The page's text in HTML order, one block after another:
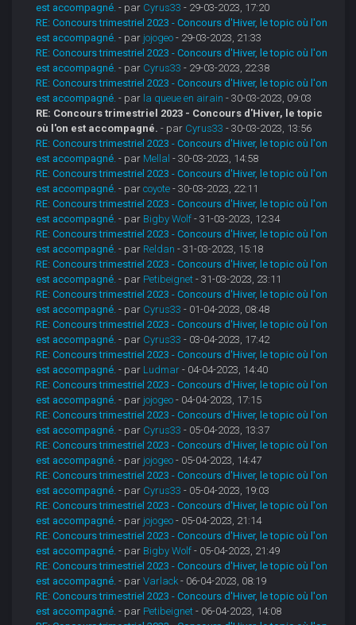
est accompagné. - par Cyrus33 - 29-03-2023, 17:20
RE: Concours trimestriel 2023 - Concours d'Hiver, le topic où l'on
est accompagné. - par jojogeo - 29-03-2023, 21:33
RE: Concours trimestriel 2023 - Concours d'Hiver, le topic où l'on
est accompagné. - par Cyrus33 - 29-03-2023, 22:38
RE: Concours trimestriel 2023 - Concours d'Hiver, le topic où l'on
est accompagné. - par la queue en airain - 30-03-2023, 09:03
RE: Concours trimestriel 2023 - Concours d'Hiver, le topic
où l'on est accompagné. - par Cyrus33 - 30-03-2023, 13:56
RE: Concours trimestriel 2023 - Concours d'Hiver, le topic où l'on
est accompagné. - par Mellal - 30-03-2023, 14:58
RE: Concours trimestriel 2023 - Concours d'Hiver, le topic où l'on
est accompagné. - parcoyote - 30-03-2023, 22:11
RE: Concours trimestriel 2023 - Concours d'Hiver, le topic où l'on
est accompagné. - par Bigby Wolf - 31-03-2023, 12:34
RE: Concours trimestriel 2023 - Concours d'Hiver, le topic où l'on
est accompagné. - par Reldan - 31-03-2023, 15:18
RE: Concours trimestriel 2023 - Concours d'Hiver, le topic où l'on
est accompagné. - par Petibeignet - 31-03-2023, 23:11
RE: Concours trimestriel 2023 - Concours d'Hiver, le topic où l'on
est accompagné. - par Cyrus33 - 01-04-2023, 08:48
RE: Concours trimestriel 2023 - Concours d'Hiver, le topic où l'on
est accompagné. - par Cyrus33 - 03-04-2023, 17:42
RE: Concours trimestriel 2023 - Concours d'Hiver, le topic où l'on
est accompagné. - par Ludmar - 04-04-2023, 14:40
RE: Concours trimestriel 2023 - Concours d'Hiver, le topic où l'on
est accompagné. - par jojogeo - 04-04-2023, 17:15
RE: Concours trimestriel 2023 - Concours d'Hiver, le topic où l'on
est accompagné. - par Cyrus33 - 05-04-2023, 13:37
RE: Concours trimestriel 2023 - Concours d'Hiver, le topic où l'on
est accompagné. - par jojogeo - 05-04-2023, 14:47
RE: Concours trimestriel 2023 - Concours d'Hiver, le topic où l'on
est accompagné. - par Cyrus33 - 05-04-2023, 19:03
RE: Concours trimestriel 2023 - Concours d'Hiver, le topic où l'on
est accompagné. - par jojogeo - 05-04-2023, 21:14
RE: Concours trimestriel 2023 - Concours d'Hiver, le topic où l'on
est accompagné. - par Bigby Wolf - 05-04-2023, 21:49
RE: Concours trimestriel 2023 - Concours d'Hiver, le topic où l'on
est accompagné. - parVarlack - 06-04-2023, 08:19
RE: Concours trimestriel 2023 - Concours d'Hiver, le topic où l'on
est accompagné. - par Petibeignet - 06-04-2023, 14:08